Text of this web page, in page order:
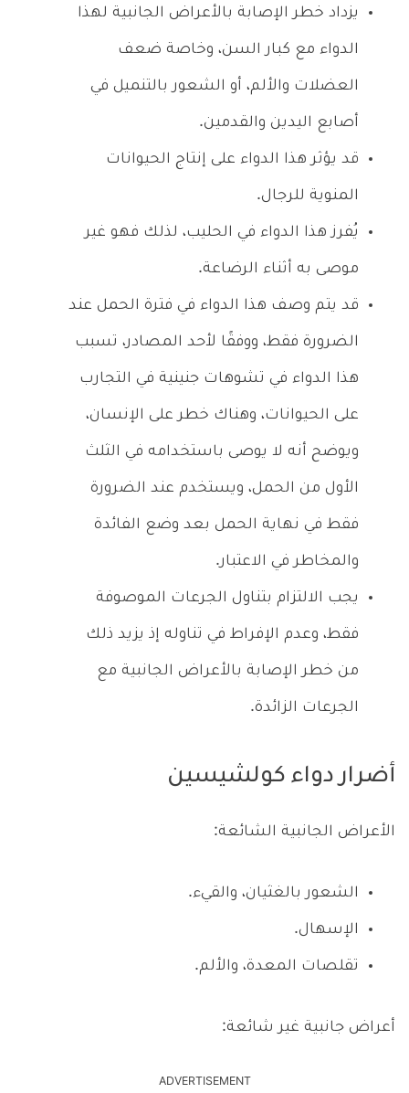
يزداد خطر الإصابة بالأعراض الجانبية لهذا
الدواء مع كبار السن، وخاصة ضعف
العضلات والألم، أو الشعور بالتنميل في
أصابع اليدين والقدمين.
قد يؤثر هذا الدواء على إنتاج الحيوانات
المنوية للرجال.
يُفرز هذا الدواء في الحليب، لذلك فهو غير
موصى به أثناء الرضاعة.
قد يتم وصف هذا الدواء في فترة الحمل عند
الضرورة فقط، ووفقًا لأحد المصادر، تسبب
هذا الدواء في تشوهات جنينية في التجارب
على الحيوانات، وهناك خطر على الإنسان،
ويوضح أنه لا يوصى باستخدامه في الثلث
الأول من الحمل، ويستخدم عند الضرورة
فقط في نهاية الحمل بعد وضع الفائدة
والمخاطر في الاعتبار.
يجب الالتزام بتناول الجرعات الموصوفة
فقط، وعدم الإفراط في تناوله إذ يزيد ذلك
من خطر الإصابة بالأعراض الجانبية مع
الجرعات الزائدة.
أضرار دواء كولشيسين
الأعراض الجانبية الشائعة:
الشعور بالغثيان، والقيء.
الإسهال.
تقلصات المعدة، والألم.
أعراض جانبية غير شائعة:
ADVERTISEMENT